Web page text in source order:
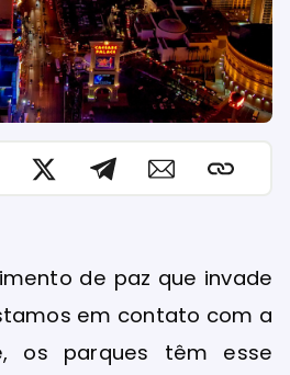
de paz que invade
em contato com a
os parques têm esse